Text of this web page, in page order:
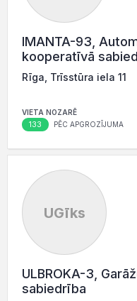
IMANTA-93,
kooperatīvā
Rīga, Trīsstūra iela 11
VIETA NOZARĒ
133 PĒC APGROZĪJUMA
UGīks
ULBROKA-3,
sabiedrība